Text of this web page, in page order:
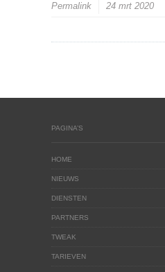
Permalink
24 mrt 2020
PAGINA’S
HOME
NIEUWS
DIENSTEN
PARTNERS
TWEAK
TARIEVEN